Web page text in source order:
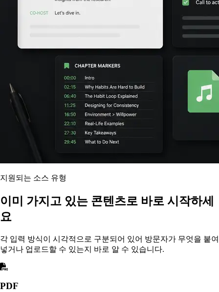
지원되는 소스 유형
이미 가지고 있는 콘텐츠로 바로 시작하세
요
각 입력 방식이 시각적으로 구분되어 있어 방문자가 무엇을 붙여
넣거나 업로드할 수 있는지 바로 알 수 있습니다.
PDF